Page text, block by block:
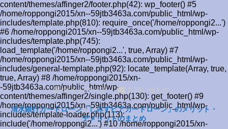
サイトマップ
清水銀行カードローン「しみずピアカードローン」のメリット・
デメリットのまとめ
content/themes/affinger2/footer.php(42): wp_footer() #5
/home/roppongi2015/xn--59jtb3463a.com/public_html/wp-
includes/template.php(810): require_once('/home/roppongi2...')
#6 /home/roppongi2015/xn--59jtb3463a.com/public_html/wp-
includes/template.php(745):
load_template('/home/roppongi2...', true, Array) #7
/home/roppongi2015/xn--59jtb3463a.com/public_html/wp-
includes/general-template.php(92): locate_template(Array, true,
true, Array) #8 /home/roppongi2015/xn-
-59jtb3463a.com/public_html/wp-
content/themes/affinger2/single.php(130): get_footer() #9
/home/roppongi2015/xn--59jtb3463a.com/public_html/wp-
includes/template-loader.php(113):
include('/home/roppongi2...') #10 /home/roppongi2015/xn-